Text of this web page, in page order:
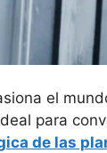
el
para
de las